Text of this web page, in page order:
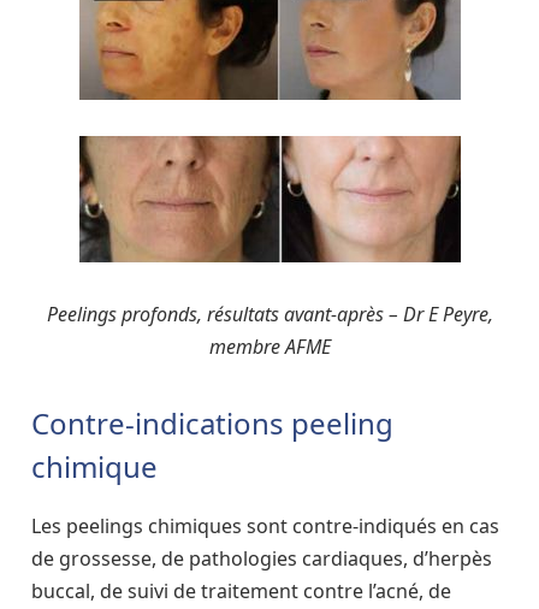
Peelings profonds, résultats avant-après – Dr E Peyre,
membre AFME
Contre-indications peeling
chimique
Les peelings chimiques sont contre-indiqués en cas
de grossesse, de pathologies cardiaques, d’herpès
buccal, de suivi de traitement contre l’acné, de